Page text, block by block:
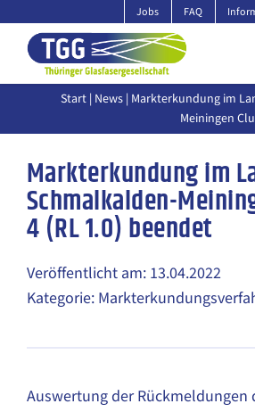
Inhalt
springen
Jobs FAQ
Start | News | Markterkundung im
Meiningen
Markterkundung im
Schmalkalden-
4 (RL 1.0) beendet
Veröffentlicht am: 13.04.2022
Kategorie:
Auswertung der Rückmeldungen